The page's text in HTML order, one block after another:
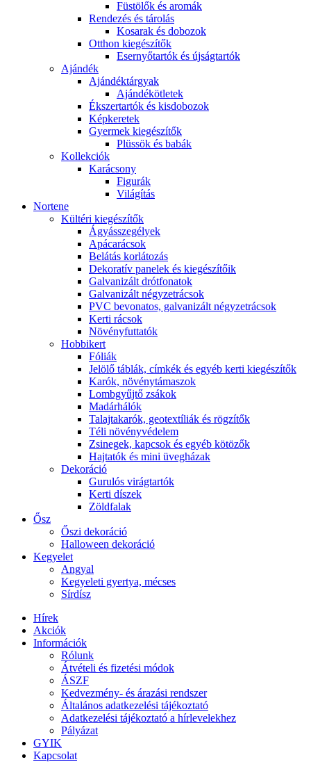
Füstölők és aromák
Rendezés és tárolás
Kosarak és dobozok
Otthon kiegészítők
Esernyőtartók és újságtartók
Ajándék
Ajándéktárgyak
Ajándékötletek
Ékszertartók és kisdobozok
Képkeretek
Gyermek kiegészítők
Plüssök és babák
Kollekciók
Karácsony
Figurák
Világítás
Nortene
Kültéri kiegészítők
Ágyásszegélyek
Apácarácsok
Belátás korlátozás
Dekoratív panelek és kiegészítőik
Galvanizált drótfonatok
Galvanizált négyzetrácsok
PVC bevonatos, galvanizált négyzetrácsok
Kerti rácsok
Növényfuttatók
Hobbikert
Fóliák
Jelölő táblák, címkék és egyéb kerti kiegészítők
Karók, növénytámaszok
Lombgyűjtő zsákok
Madárhálók
Talajtakarók, geotextíliák és rögzítők
Téli növényvédelem
Zsinegek, kapcsok és egyéb kötözők
Hajtatók és mini üvegházak
Dekoráció
Gurulós virágtartók
Kerti díszek
Zöldfalak
Ősz
Őszi dekoráció
Halloween dekoráció
Kegyelet
Angyal
Kegyeleti gyertya, mécses
Sírdísz
Hírek
Akciók
Információk
Rólunk
Átvételi és fizetési módok
ÁSZF
Kedvezmény- és árazási rendszer
Általános adatkezelési tájékoztató
Adatkezelési tájékoztató a hírlevelekhez
Pályázat
GYIK
Kapcsolat